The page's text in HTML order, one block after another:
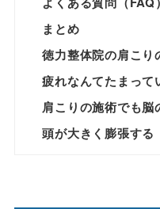
まとめ
徳力整体院の肩こり
疲れなんてたまって
肩こりの施術でも脳
頭が大きく膨張する